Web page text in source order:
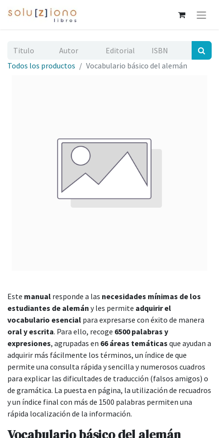
Todos los productos Vocabulario básico del alemán
Este manual responde a las necesidades mínimas de los
estudiantes de alemán y les permite adquirir el
vocabulario esencial para expresarse con éxito de manera
oral y escrita. Para ello, recoge 6500 palabras y
expresiones, agrupadas en 66 áreas temáticas que ayudan a
adquirir más fácilmente los términos, un índice de que
permite una consulta rápida y sencilla y numerosos cuadros
para explicar las dificultades de traducción (falsos amigos) o
de gramática. La puesta en página, la utilización de recuadros
y un índice final con más de 1500 palabras permiten una
rápida localización de la información.
Vocabulario básico del alemán